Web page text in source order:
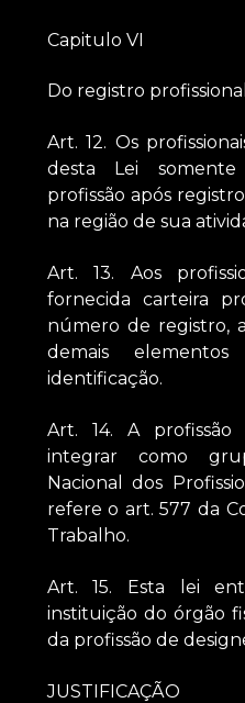
Capitulo VI
Do registro profissional
Art. 12. Os
desta Lei
profissão após
na região de sua
Art. 13. Aos
fornecida carteira
número de registro,
demais
identificação.
Art. 14. A profissão
integrar como
Nacional dos
refere o art. 577 da
Trabalho.
Art. 15. Esta lei
instituição do órgão
da profissão de
JUSTIFICAÇÃO